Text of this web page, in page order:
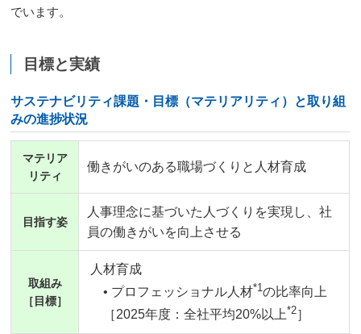
でいます。
目標と実績
サステナビリティ課題・目標（マテリアリティ）と取り組
みの進捗状況
マテリア
リティ
働きがいのある職場づくりと人材育成
目指す姿
人事理念に基づいた人づくりを実現し、社
員の働きがいを向上させる
取組み
［目標］
人材育成
• プロフェッショナル人材*1 の比率向上
［2025年度：全社平均20%以上*2］